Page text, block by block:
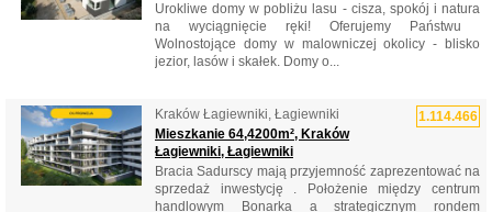
Urokliwe domy w pobliżu lasu - cisza, spokój i natura
na wyciągnięcie ręki! Oferujemy Państwu ​​
Wolnostojące domy w malowniczej okolicy - blisko
jezior, lasów i skałek. Domy o...
1.114.466
Kraków Łagiewniki, Łagiewniki
Mieszkanie 64,4200m², Kraków
Łagiewniki, Łagiewniki
Bracia Sadurscy mają przyjemność zaprezentować na
sprzedaż inwestycję . Położenie między centrum
handlowym Bonarka a strategicznym rondem